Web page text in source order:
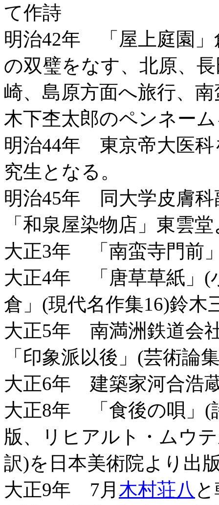
て作詩
明治42年 「屋上庭園」
の双璧をなす、北原、
崎、島原方面へ旅行、
木下杢太郎のペンネー
明治44年 東京帝大医科
究生となる。
明治45年 同大学皮膚科
「和泉屋染物店」東雲
大正3年 「南蛮寺門前
大正4年 「唐草草紙」(
倉」(現代名作集16)鈴木
大正5年 南満洲鉄道会
「印象派以後」(芸術論
大正6年 建築家河合浩
大正8年 「食後の唄」(
版、リヒアルト・ムウ
訳)を日本美術院より出
大正9年 7月 木村荘八